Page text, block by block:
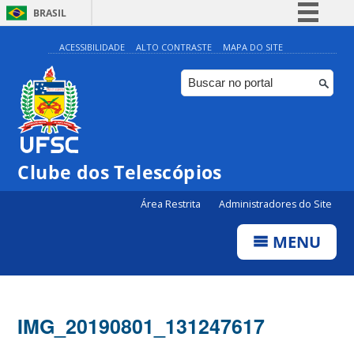
BRASIL
Simplifique!
Comunica BR
Participe
ACESSIBILIDADE ALTO CONTRASTE MAPA DO SITE
Clube dos Telescópios
Área Restrita Administradores do Site
MENU
IMG_20190801_131247617